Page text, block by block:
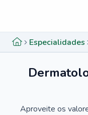
Especialidades
Aproveite os